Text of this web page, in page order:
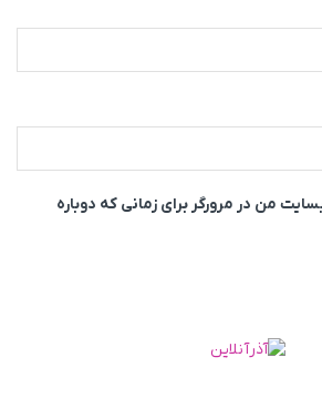
من در مرورگر برای زمانی که دوباره